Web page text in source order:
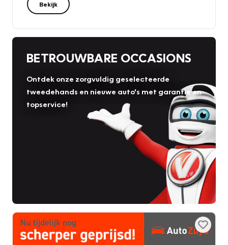
Bekijk
BETROUWBARE OCCASIONS
Ontdek onze zorgvuldig geselecteerde
tweedehands en nieuwe auto's met garantie en
topservice!